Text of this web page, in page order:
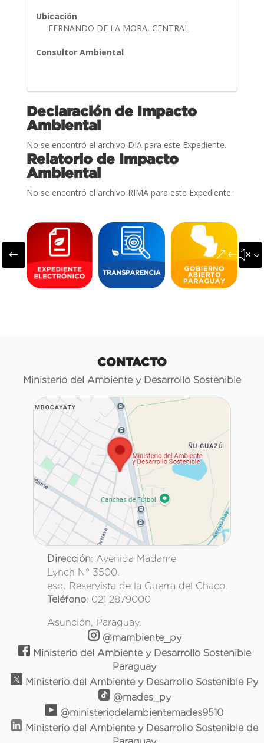
Ubicación
FERNANDO DE LA MORA, CENTRAL
Consultor Ambiental
Declaración de Impacto
Ambiental
No se encontró el archivo DIA para este Expediente.
Relatorio de Impacto
Ambiental
No se encontró el archivo RIMA para este Expediente.
#
CONTACTO
Ministerio del Ambiente y Desarrollo Sostenible
Dirección: Avenida Madame
Lynch N° 3500.
esq. Reservista de la Guerra del Chaco.
Teléfono: 021 2879000
Asunción, Paraguay.
@mambiente_py
Ministerio del Ambiente y Desarrollo Sostenible
Paraguay
Ministerio del Ambiente y Desarrollo Sostenible Py
@mades_py
@ministeriodelambientemades9510
Ministerio del Ambiente y Desarrollo Sostenible de